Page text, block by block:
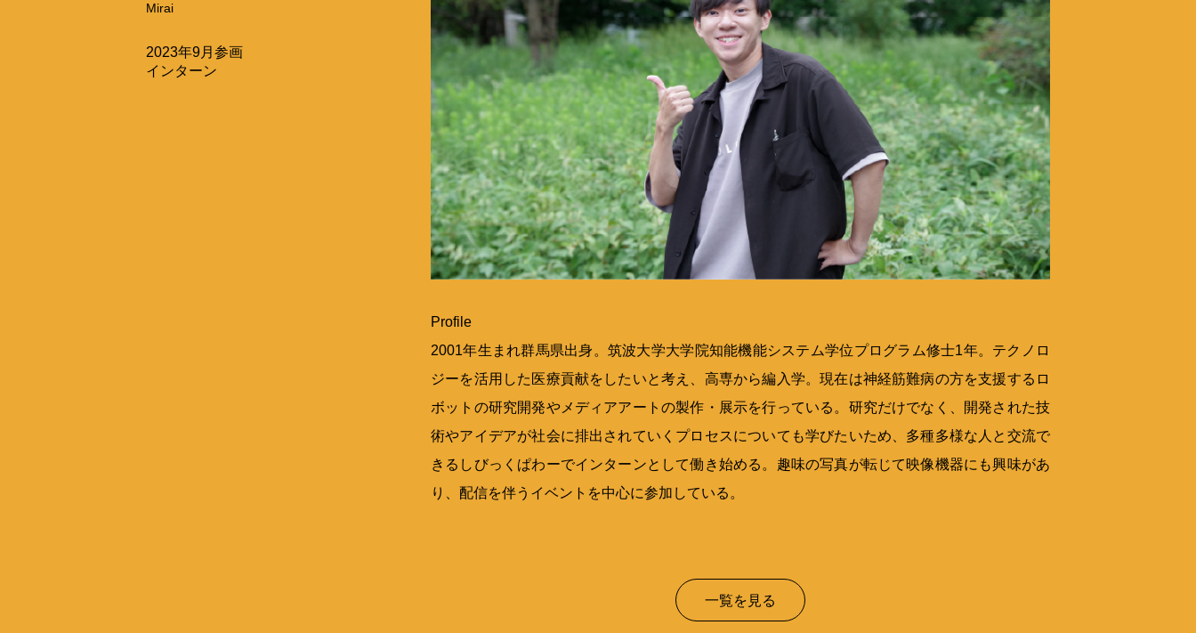
Mirai
2023年9月参画
インターン
Profile
2001年生まれ群馬県出身。筑波大学大学院知能機能システム学位プログラム修士1年。テクノロ
ジーを活用した医療貢献をしたいと考え、高専から編入学。現在は神経筋難病の方を支援するロ
ボットの研究開発やメディアアートの製作・展示を行っている。研究だけでなく、開発された技
術やアイデアが社会に排出されていくプロセスについても学びたいため、多種多様な人と交流で
きるしびっくぱわーでインターンとして働き始める。趣味の写真が転じて映像機器にも興味があ
り、配信を伴うイベントを中心に参加している。
一覧を見る